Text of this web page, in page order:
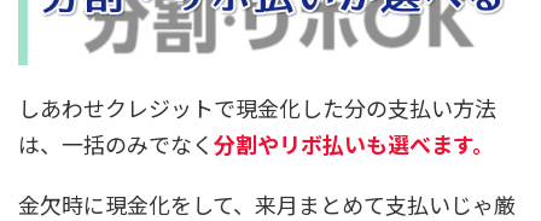
しあわせクレジットで現金化した分の支払い方法
は、一括のみでなく分割やリボ払いも選べます。
金欠時に現金化をして、来月まとめて支払いじゃ厳